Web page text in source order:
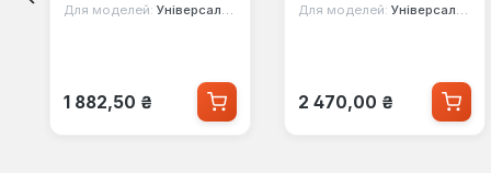
Для моделей: Універсальна
Звичайна ціна:
1 882,50 ₴
Для моделей: Універсальна
Звичайна ціна:
2 470,00 ₴